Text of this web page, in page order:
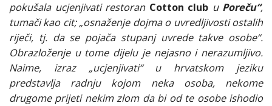
pokušala ucjenjivati restoran Cotton club uPoreču“,
tumači kao cit; „osnaženje dojma o uvredljivosti ostalih
riječi, tj. da se pojača stupanj uvrede takve osobe“.
Obrazloženje u tome dijelu je nejasno i nerazumljivo.
Naime, izraz „ucjenjivati“ u hrvatskom jeziku
predstavlja radnju kojom neka osoba, nekome
drugome prijeti nekim zlom da bi od te osobe ishodio